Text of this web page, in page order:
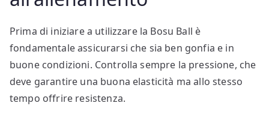
Prima di iniziare a utilizzare la Bosu Ball è
fondamentale assicurarsi che sia ben gonfia e in
buone condizioni. Controlla sempre la pressione, che
deve garantire una buona elasticità ma allo stesso
tempo offrire resistenza.